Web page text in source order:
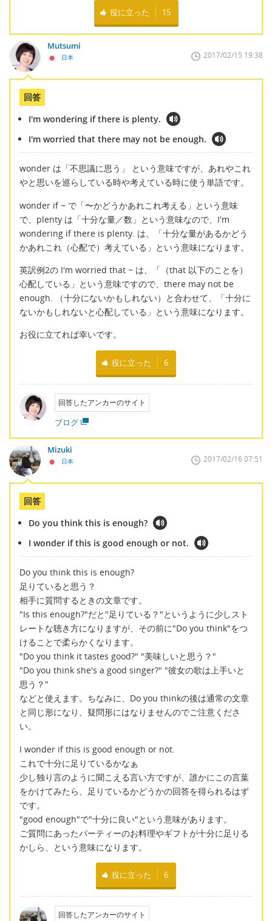
役に立った 15
Mutsumi
日本 2017/02/15 19:38
回答
I'm wondering if there is plenty.
I'm worried that there may not be enough.
wonder は「不思議に思う」 という意味ですが、あれやこれ
やと思いを巡らしている時や考えている時に使う単語です。
wonder if ~ で「〜かどうかあれこれ考える」という意味
で、plenty は「十分な量／数」という意味なので、I'm
wondering if there is plenty. は、「十分な量があるかどう
かあれこれ（心配で）考えている」という意味になります。
英訳例2の I'm worried that ~ は、「（that 以下のことを）
心配している」という意味ですので、there may not be
enough. （十分にないかもしれない）と合わせて、「十分に
ないかもしれないと心配している」という意味になります。
お役に立てれば幸いです。
役に立った 6
回答したアンカーのサイト
ブログ
Mizuki
日本 2017/02/16 07:51
回答
Do you think this is enough?
I wonder if this is good enough or not.
Do you think this is enough?
足りていると思う？
相手に質問するときの文章です。
"Is this enough?"だと"足りている？"というように少しスト
レートな聴き方になりますが、その前に"Do you think"をつ
けることで柔らかくなります。
"Do you think it tastes good?" "美味しいと思う？"
"Do you think she's a good singer?" "彼女の歌は上手いと
思う？"
などと使えます。ちなみに、Do you thinkの後は通常の文章
と同じ形になり、疑問形にはなりませんのでご注意くださ
い。
I wonder if this is good enough or not.
これで十分に足りているかなぁ
少し独り言のように聞こえる言い方ですが、誰かにこの言葉
をかけてみたら、足りているかどうかの回答を得られるはず
です。
"good enough"で"十分に良い"という意味があります。
ご質問にあったパーティーのお料理やギフトが十分に足りる
かしら、という意味になります。
役に立った 6
回答したアンカーのサイト